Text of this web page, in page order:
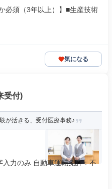
必須（3年以上）】■生産技術
気になる
受付)
が活きる、受付医療事務♪
力のみ 自動車運転免許：不